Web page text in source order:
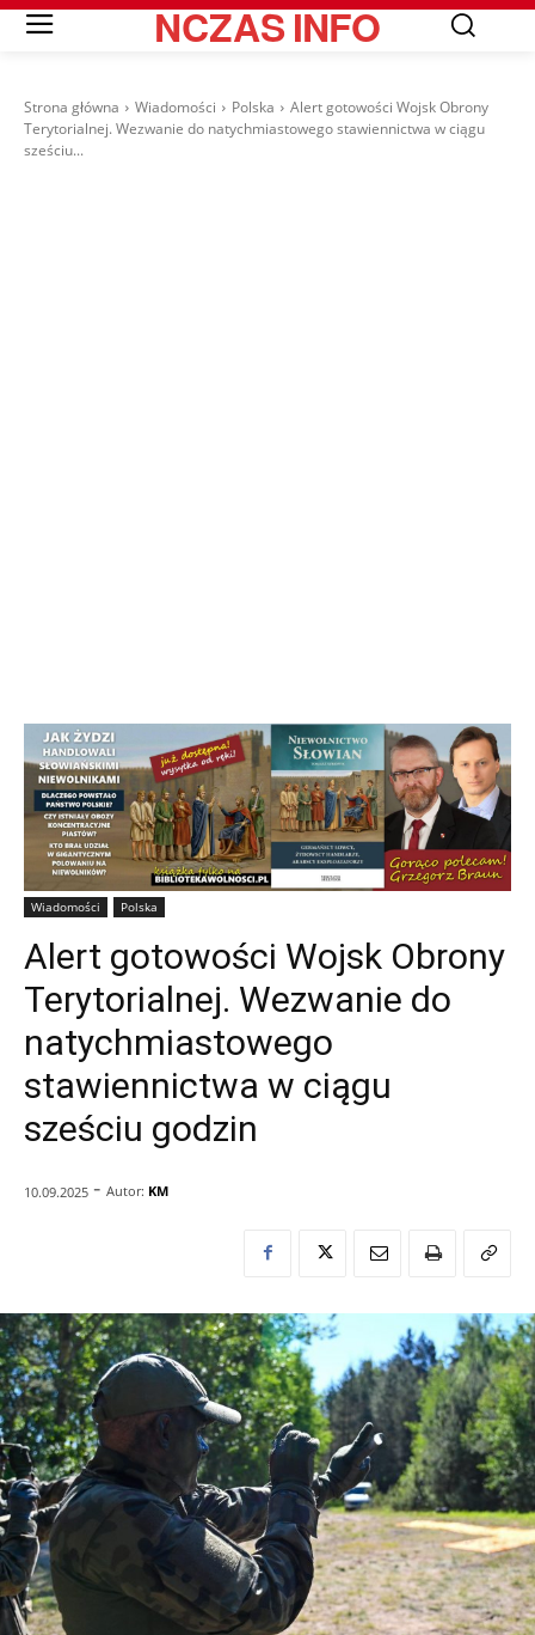
NCZASINFO
Strona główna Wiadomości Polska
Alert gotowości Wojsk Obrony
Terytorialnej. Wezwanie do natychmiastowego stawiennictwa w ciągu
sześciu...
Wiadomości Polska
Alert gotowości Wojsk Obrony
Terytorialnej. Wezwanie do
natychmiastowego
stawiennictwa w ciągu
sześciu godzin
10.09.2025 - Autor: KM